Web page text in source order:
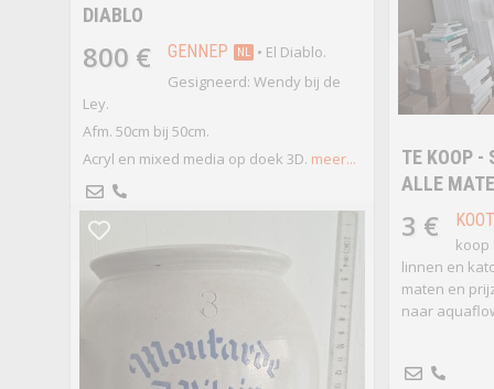
DIABLO
800 € GENNEP NL • El Diablo.
Gesigneerd: Wendy bij de
Ley.
Afm. 50cm bij 50cm.
Acryl en mixed media op doek 3D. meer...
TE KOOP -
ALLE
3 €
koop
linnen en
maten en
naar